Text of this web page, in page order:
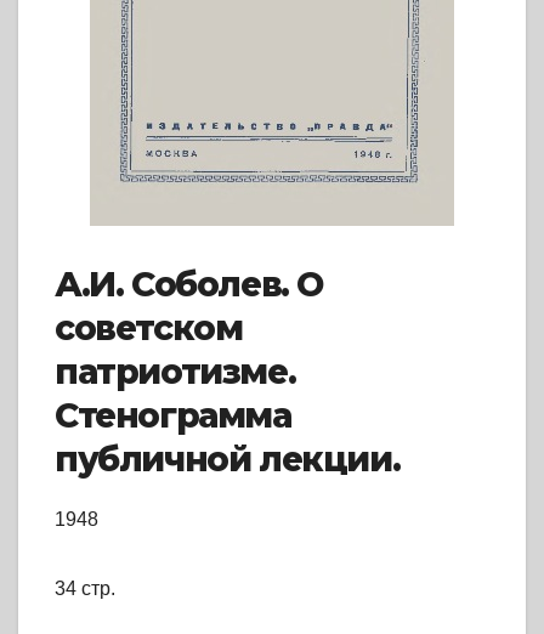
А.И. Соболев. О
советском
патриотизме.
Стенограмма
публичной лекции.
1948
34 стр.